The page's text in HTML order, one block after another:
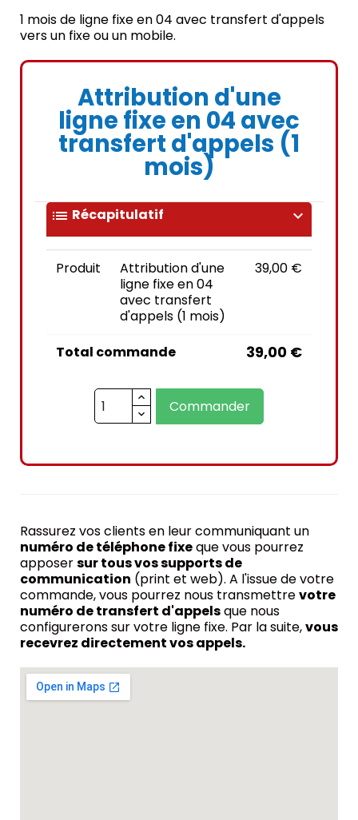
1 mois de ligne fixe en 04 avec transfert d'appels
vers un fixe ou un mobile.
Attribution d'une
ligne fixe en 04 avec
transfert d'appels (1
mois)
list Récapitulatif expand_more
Produit
Attribution d'une
ligne fixe en 04
avec transfert
d'appels (1 mois)
39,00 €
Total commande 39,00 €
Commander
Rassurez vos clients en leur communiquant un
numéro de téléphone fixeque vous pourrez
apposersur tous vos supports de
communication (print et web). A l'issue de votre
commande, vous pourrez nous transmettrevotre
numéro de transfert d'appelsque nous
configurerons sur votre ligne fixe. Par la suite,vous
recevrez directement vos appels.